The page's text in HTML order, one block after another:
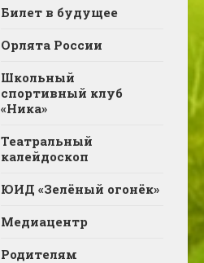
Билет в будущее
Орлята России
Школьный
спортивный клуб
«Ника»
Театральный
калейдоскоп
ЮИД «Зелёный огонёк»
Медиацентр
Родителям